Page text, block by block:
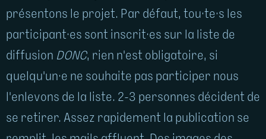
présentons le projet. Par défaut, tou·te·s les
participant·es sont inscrit·es sur la liste de
diffusion DONC, rien n'est obligatoire, si
quelqu'un·e ne souhaite pas participer nous
l'enlevons de la liste. 2-3 personnes décident de
se retirer. Assez rapidement la publication se